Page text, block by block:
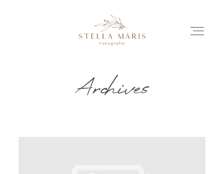
EINBLICKE
Archives